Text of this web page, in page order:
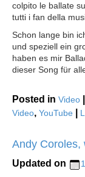
colpito le ballate
tutti i fan della
Schon lange bin
und speziell ein
haben es mir
dieser Song für
Posted in Video
Video, YouTube
Andy Coroles,
Updated on